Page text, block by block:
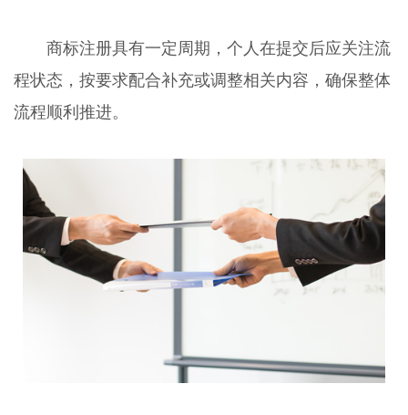
商标注册具有一定周期，个人在提交后应关注流
程状态，按要求配合补充或调整相关内容，确保整体
流程顺利推进。